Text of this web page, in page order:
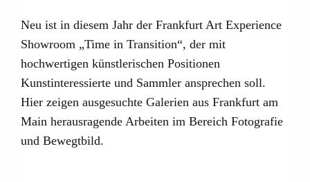
Neu ist in diesem Jahr der Frankfurt Art Experience
Showroom „Time in Transition“, der mit
hochwertigen künstlerischen Positionen
Kunstinteressierte und Sammler ansprechen soll.
Hier zeigen ausgesuchte Galerien aus Frankfurt am
Main herausragende Arbeiten im Bereich Fotografie
und Bewegtbild.